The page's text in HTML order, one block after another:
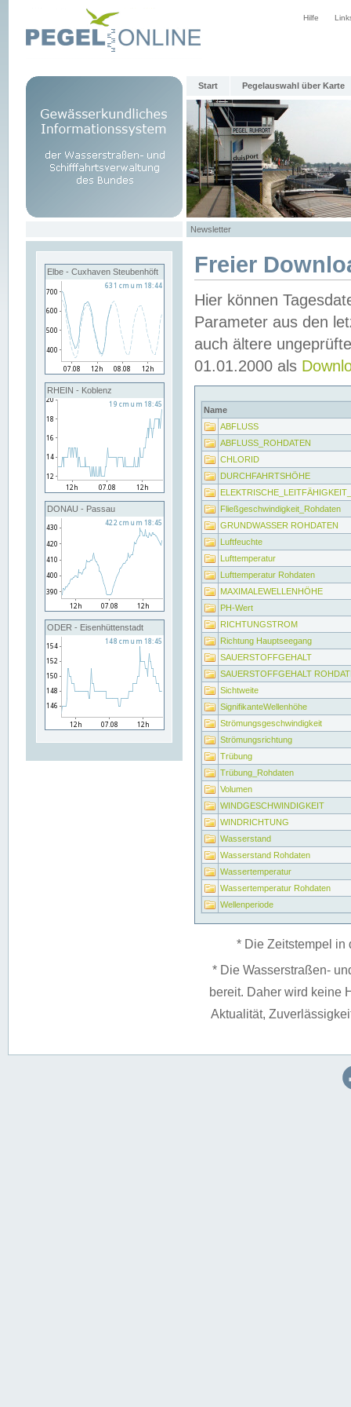
Hilfe
Start Pegelauswahl über Karte
Newsletter
Elbe - Cuxhaven Steubenhöft
RHEIN - Koblenz
DONAU - Passau
ODER - Eisenhüttenstadt
Freier
Hier können
Parameter aus den
auch ältere
01.01.2000 als
Name
ABFLUSS
ABFLUSS_ROHDATEN
CHLORID
DURCHFAHRTSHÖHE
Fließgeschwindigkeit_Rohdaten
GRUNDWASSER ROHDATEN
Luftfeuchte
Lufttemperatur
Lufttemperatur Rohdaten
MAXIMALEWELLENHÖHE
PH-Wert
RICHTUNGSTROM
Richtung Hauptseegang
SAUERSTOFFGEHALT
SAUERSTOFFGEHALT
Sichtweite
SignifikanteWellenhöhe
Strömungsgeschwindigkeit
Strömungsrichtung
Trübung
Trübung_Rohdaten
Volumen
WINDGESCHWINDIGKEIT
WINDRICHTUNG
Wasserstand
Wasserstand Rohdaten
Wassertemperatur
Wassertemperatur Rohdaten
Wellenperiode
* Die Zeitstempel in
* Die Wasserstraßen-
bereit. Daher wird keine
Aktualität,